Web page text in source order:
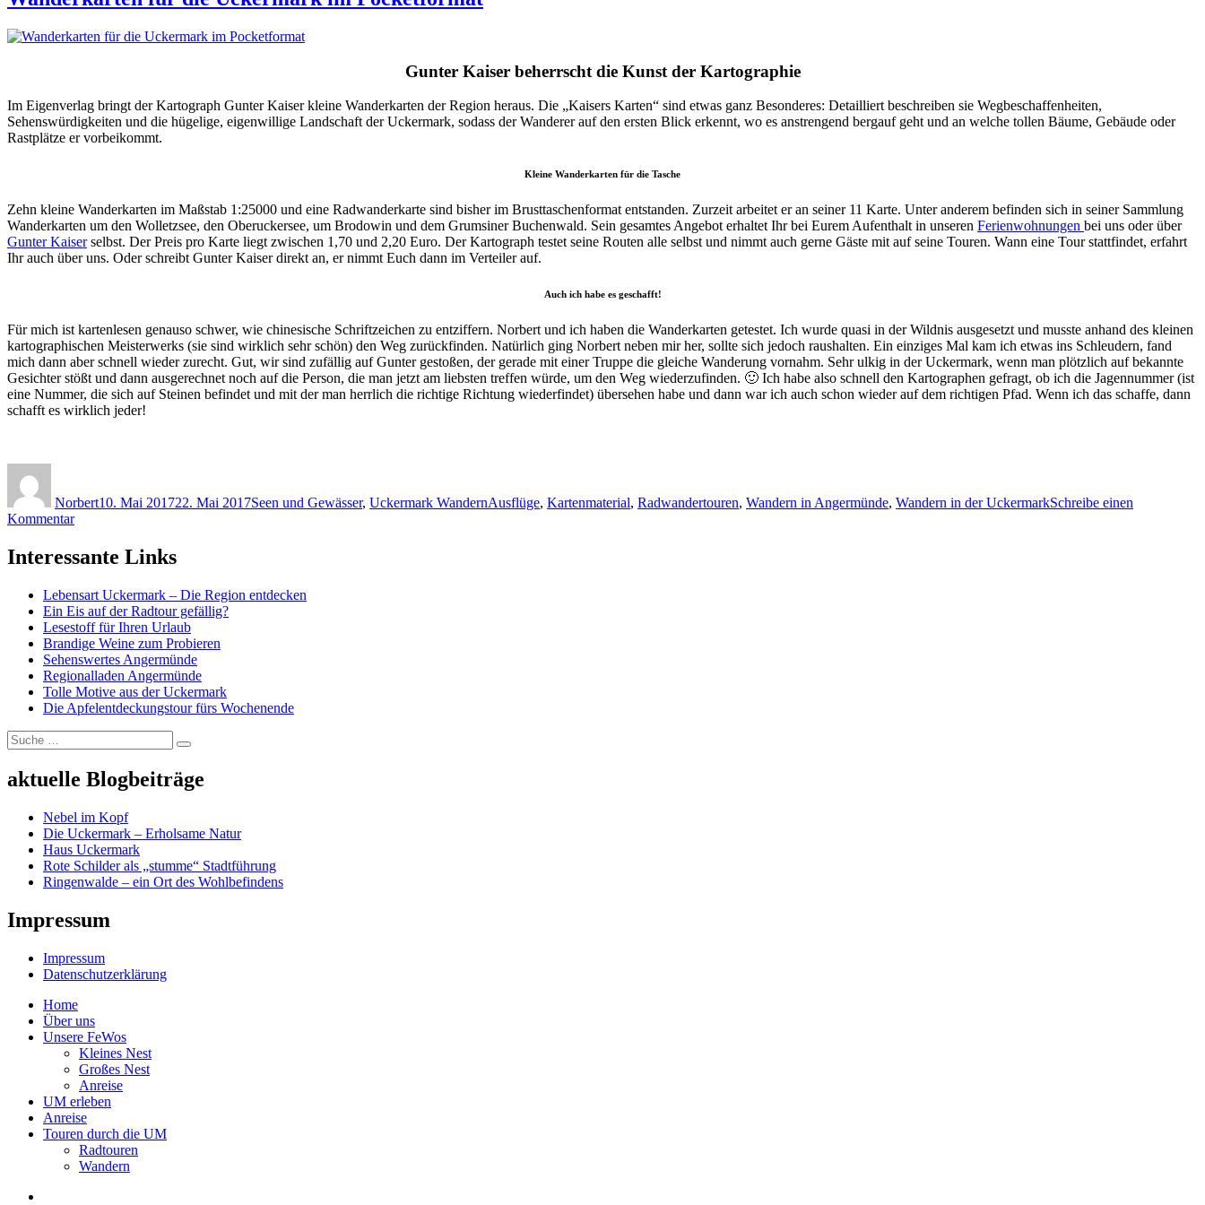
Gunter Kaiser beherrscht die Kunst der Kartographie
Im Eigenverlag bringt der Kartograph Gunter Kaiser kleine Wanderkarten der Region heraus. Die „Kaisers Karten“ sind etwas ganz Besonderes: Detailliert beschreiben sie Wegbeschaffenheiten,
Sehenswürdigkeiten und die hügelige, eigenwillige Landschaft der Uckermark, sodass der Wanderer auf den ersten Blick erkennt, wo es anstrengend bergauf geht und an welche tollen Bäume, Gebäude oder
Rastplätze er vorbeikommt.
Kleine Wanderkarten für die Tasche
Zehn kleine Wanderkarten im Maßstab 1:25000 und eine Radwanderkarte sind bisher im Brusttaschenformat entstanden. Zurzeit arbeitet er an seiner 11 Karte. Unter anderem befinden sich in seiner Sammlung
Wanderkarten um den Wolletzsee, den Oberuckersee, um Brodowin und dem Grumsiner Buchenwald. Sein gesamtes Angebot erhaltet Ihr bei Eurem Aufenthalt in unseren Ferienwohnungen bei uns oder über
Gunter Kaiserselbst. Der Preis pro Karte liegt zwischen 1,70 und 2,20 Euro. Der Kartograph testet seine Routen alle selbst und nimmt auch gerne Gäste mit auf seine Touren. Wann eine Tour stattfindet, erfahrt
Ihr auch über uns. Oder schreibt Gunter Kaiser direkt an, er nimmt Euch dann im Verteiler auf.
Auch ich habe es geschafft!
Für mich ist kartenlesen genauso schwer, wie chinesische Schriftzeichen zu entziffern. Norbert und ich haben die Wanderkarten getestet. Ich wurde quasi in der Wildnis ausgesetzt und musste anhand des kleinen
kartographischen Meisterwerks (sie sind wirklich sehr schön) den Weg zurückfinden. Natürlich ging Norbert neben mir her, sollte sich jedoch raushalten. Ein einziges Mal kam ich etwas ins Schleudern, fand
mich dann aber schnell wieder zurecht. Gut, wir sind zufällig auf Gunter gestoßen, der gerade mit einer Truppe die gleiche Wanderung vornahm. Sehr ulkig in der Uckermark, wenn man plötzlich auf bekannte
Gesichter stößt und dann ausgerechnet noch auf die Person, die man jetzt am liebsten treffen würde, um den Weg wiederzufinden. 🙂 Ich habe also schnell den Kartographen gefragt, ob ich die Jagennummer (ist
eine Nummer, die sich auf Steinen befindet und mit der man herrlich die richtige Richtung wiederfindet) übersehen habe und dann war ich auch schon wieder auf dem richtigen Pfad. Wenn ich das schaffe, dann
schafft es wirklich jeder!
Norbert10. Mai 201722. Mai 2017Seen und Gewässer, Uckermark WandernAusflüge, Kartenmaterial, Radwandertouren, Wandern in Angermünde, Wandern in der UckermarkSchreibe einen
Kommentarzu
die
im
Pocketformat
Interessante Links
Lebensart Uckermark – Die Region entdecken
Ein Eis auf der Radtour gefällig?
Lesestoff für Ihren Urlaub
Brandige Weine zum Probieren
Sehenswertes Angermünde
Regionalladen Angermünde
Tolle Motive aus der Uckermark
Die Apfelentdeckungstour fürs Wochenende
Suche
nach:
Suchen
aktuelle Blogbeiträge
Nebel im Kopf
Die Uckermark – Erholsame Natur
Haus Uckermark
Rote Schilder als „stumme“ Stadtführung
Ringenwalde – ein Ort des Wohlbefindens
Impressum
Impressum
Datenschutzerklärung
Home
Über uns
Unsere FeWos
Kleines Nest
Großes Nest
Anreise
UM erleben
Anreise
Touren durch die UM
Radtouren
Wandern